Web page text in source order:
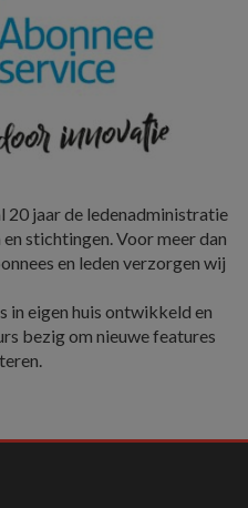
20 jaar de ledenadministratie
stichtingen. Voor meer dan
en leden verzorgen wij
in eigen huis ontwikkeld en
bezig om nieuwe features